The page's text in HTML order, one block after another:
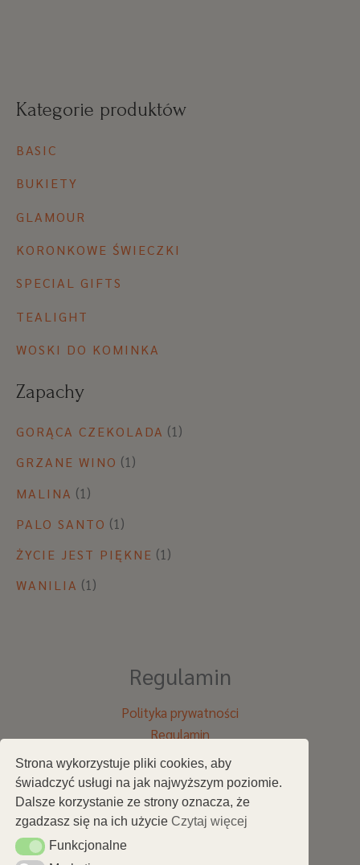
Kategorie produktów
BASIC
BUKIETY
GLAMOUR
KORONKOWE ŚWIECZKI
SPECIAL GIFTS
TEALIGHT
WOSKI DO KOMINKA
Zapachy
GORĄCA CZEKOLADA (1)
GRZANE WINO (1)
MALINA (1)
PALO SANTO (1)
ŻYCIE JEST PIĘKNE (1)
WANILIA (1)
Regulamin
Polityka prywatności
Regulamin
Menu
Strona główna
Strona wykorzystuje pliki cookies, aby
świadczyć usługi na jak najwyższym poziomie.
Dalsze korzystanie ze strony oznacza, że
zgadzasz się na ich użycieCzytaj więcej
Funkcjonalne
Funkcjonalne